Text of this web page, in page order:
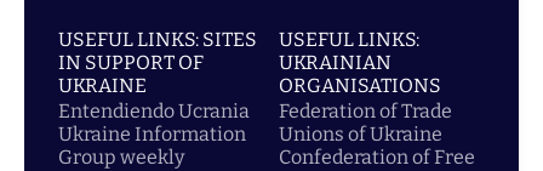
USEFUL LINKS: SITES
IN SUPPORT OF
UKRAINE
Entendiendo Ucrania
Ukraine Information
Group weekly
USEFUL LINKS:
UKRAINIAN
ORGANISATIONS
Federation of Trade
Unions of Ukraine
Confederation of Free